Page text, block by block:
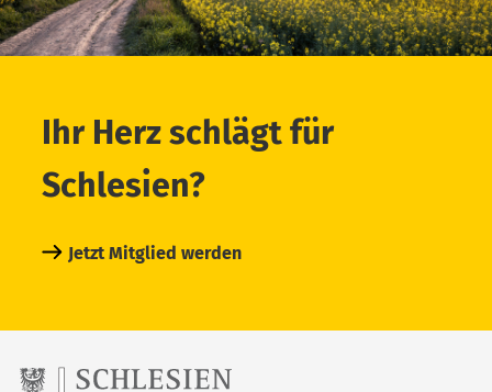
Ihr Herz schlägt für
Schlesien?
Jetzt Mitglied werden